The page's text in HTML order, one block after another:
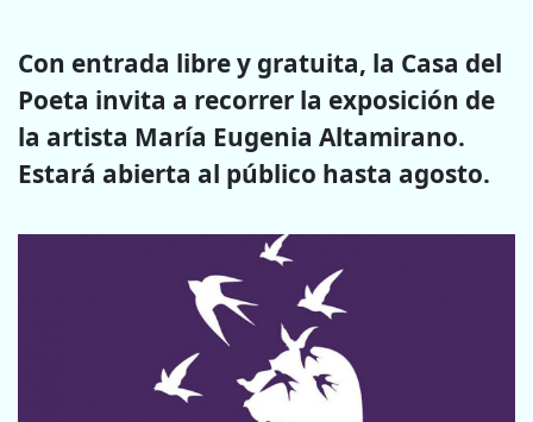
Con entrada libre y gratuita, la Casa del
Poeta invita a recorrer la exposición de
la artista María Eugenia Altamirano.
Estará abierta al público hasta agosto.